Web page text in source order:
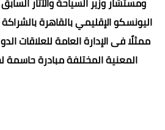
اليونسكو الإقليمي بالقاهرة
ممثلًا فى الإدارة العامة للعلاقات
المعنية المختلفة مبادرة حاسمة